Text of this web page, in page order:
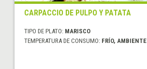
CARPACCIO DE PULPO Y PATATA
TIPO DE PLATO: MARISCO
TEMPERATURA DE CONSUMO: FRÍO, AMBIENTE